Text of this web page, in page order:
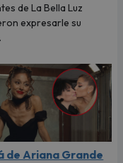
de La Bella Luz
expresarle su
de Ariana Grande